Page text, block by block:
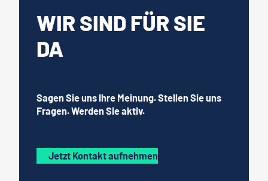
WIR SIND FÜR SIE
DA
Sagen Sie uns Ihre Meinung. Stellen Sie uns
Fragen. Werden Sie aktiv.
Jetzt Kontakt aufnehmen